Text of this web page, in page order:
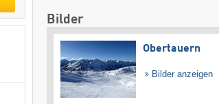
Bilder
Obertauern
Bilder anzeigen